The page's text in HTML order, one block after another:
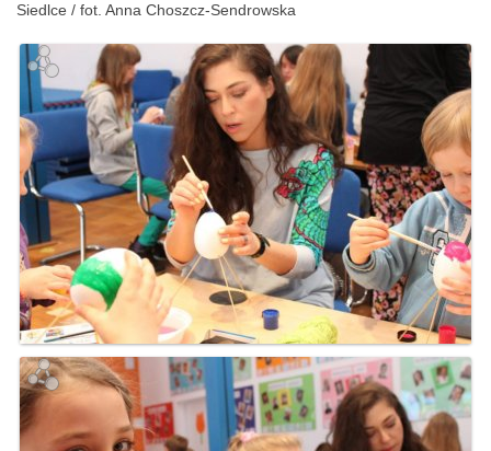
Siedlce / fot. Anna Choszcz-Sendrowska